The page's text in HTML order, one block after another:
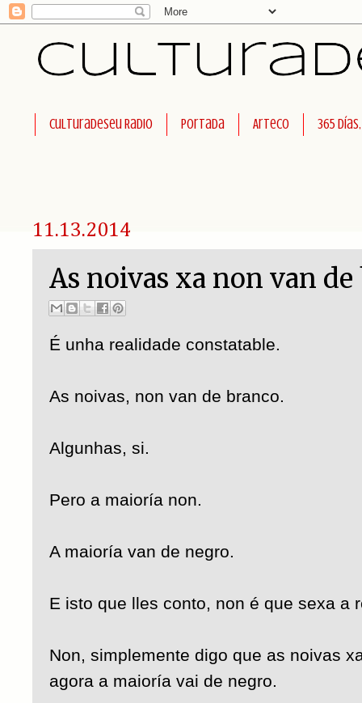
Culturadeseu Radio Portada Arteco 365
11.13.2014
As noivas xa non van de
É unha realidade constatable.
As noivas, non van de branco.
Algunhas, si.
Pero a maioría non.
A maioría van de negro.
E isto que lles conto, non é que sexa a
Non, simplemente digo que as noivas
agora a maioría vai de negro.